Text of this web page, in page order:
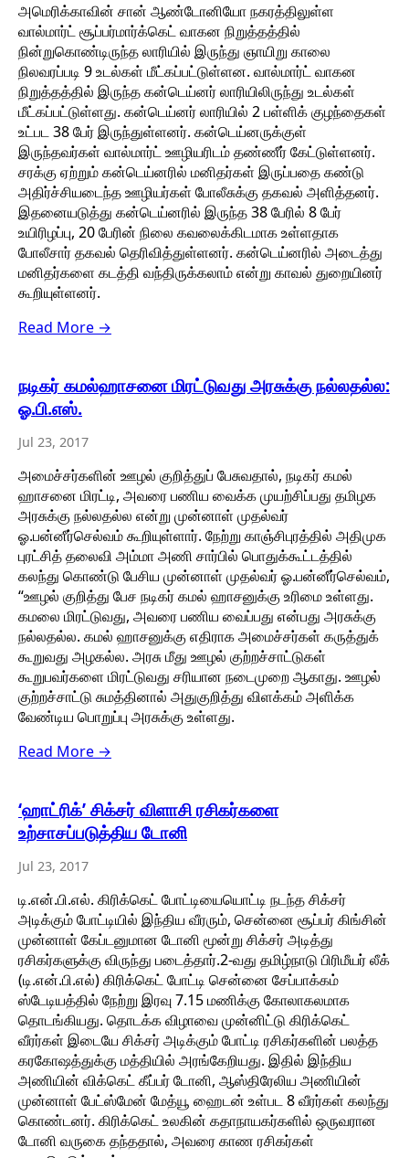
அமெரிக்காவின் சான் ஆண்டோனியோ நகரத்திலுள்ள
வால்மார்ட் சூப்பர்மார்க்கெட் வாகன நிறுத்தத்தில்
நின்றுகொண்டிருந்த லாரியில் இருந்து ஞாயிறு காலை
நிலவரப்படி 9 உடல்கள் மீட்கப்பட்டுள்ளன. வால்மார்ட் வாகன
நிறுத்தத்தில் இருந்த கன்டெய்னர் லாரியிலிருந்து உடல்கள்
மீட்கப்பட்டுள்ளது. கன்டெய்னர் லாரியில் 2 பள்ளிக் குழந்தைகள்
உட்பட 38 பேர் இருந்துள்ளனர். கன்டெய்னருக்குள்
இருந்தவர்கள் வால்மார்ட் ஊழியரிடம் தண்ணீர் கேட்டுள்ளனர்.
சரக்கு ஏற்றும் கன்டெய்னரில் மனிதர்கள் இருப்பதை கண்டு
அதிர்ச்சியடைந்த ஊழியர்கள் போலீசுக்கு தகவல் அளித்தனர்.
இதனையடுத்து கன்டெய்னரில் இருந்த 38 பேரில் 8 பேர்
உயிரிழப்பு, 20 பேரின் நிலை கவலைக்கிடமாக உள்ளதாக
போலீசார் தகவல் தெரிவித்துள்ளனர். கன்டெய்னரில் அடைத்து
மனிதர்களை கடத்தி வந்திருக்கலாம் என்று காவல் துறையினர்
கூறியுள்ளனர்.
Read More →
நடிகர் கமல்ஹாசனை மிரட்டுவது அரசுக்கு நல்லதல்ல:
ஓ.பி.எஸ்.
Jul 23, 2017
அமைச்சர்களின் ஊழல் குறித்துப் பேசுவதால், நடிகர் கமல்
ஹாசனை மிரட்டி, அவரை பணிய வைக்க முயற்சிப்பது தமிழக
அரசுக்கு நல்லதல்ல என்று முன்னாள் முதல்வர்
ஓ.பன்னீர்செல்வம் கூறியுள்ளார். நேற்று காஞ்சிபுரத்தில் அதிமுக
புரட்சித் தலைவி அம்மா அணி சார்பில் பொதுக்கூட்டத்தில்
கலந்து கொண்டு பேசிய முன்னாள் முதல்வர் ஓ.பன்னீர்செல்வம்,
“ஊழல் குறித்து பேச நடிகர் கமல் ஹாசனுக்கு உரிமை உள்ளது.
கமலை மிரட்டுவது, அவரை பணிய வைப்பது என்பது அரசுக்கு
நல்லதல்ல. கமல் ஹாசனுக்கு எதிராக அமைச்சர்கள் கருத்துக்
கூறுவது அழகல்ல. அரசு மீது ஊழல் குற்றச்சாட்டுகள்
கூறுபவர்களை மிரட்டுவது சரியான நடைமுறை ஆகாது. ஊழல்
குற்றச்சாட்டு சுமத்தினால் அதுகுறித்து விளக்கம் அளிக்க
வேண்டிய பொறுப்பு அரசுக்கு உள்ளது.
Read More →
‘ஹாட்ரிக்’ சிக்சர் விளாசி ரசிகர்களை
உற்சாசப்படுத்திய டோனி
Jul 23, 2017
டி.என்.பி.எல். கிரிக்கெட் போட்டியையொட்டி நடந்த சிக்சர்
அடிக்கும் போட்டியில் இந்திய வீரரும், சென்னை சூப்பர் கிங்சின்
முன்னாள் கேப்டனுமான டோனி மூன்று சிக்சர் அடித்து
ரசிகர்களுக்கு விருந்து படைத்தார்.2-வது தமிழ்நாடு பிரிமீயர் லீக்
(டி.என்.பி.எல்) கிரிக்கெட் போட்டி சென்னை சேப்பாக்கம்
ஸ்டேடியத்தில் நேற்று இரவு 7.15 மணிக்கு கோலாகலமாக
தொடங்கியது. தொடக்க விழாவை முன்னிட்டு கிரிக்கெட்
வீரர்கள் இடையே சிக்சர் அடிக்கும் போட்டி ரசிகர்களின் பலத்த
கரகோஷத்துக்கு மத்தியில் அரங்கேறியது. இதில் இந்திய
அணியின் விக்கெட் கீப்பர் டோனி, ஆஸ்திரேலிய அணியின்
முன்னாள் பேட்ஸ்மேன் மேத்யூ ஹைடன் உள்பட 8 வீரர்கள் கலந்து
கொண்டனர். கிரிக்கெட் உலகின் கதாநாயகர்களில் ஒருவரான
டோனி வருகை தந்ததால், அவரை காண ரசிகர்கள்